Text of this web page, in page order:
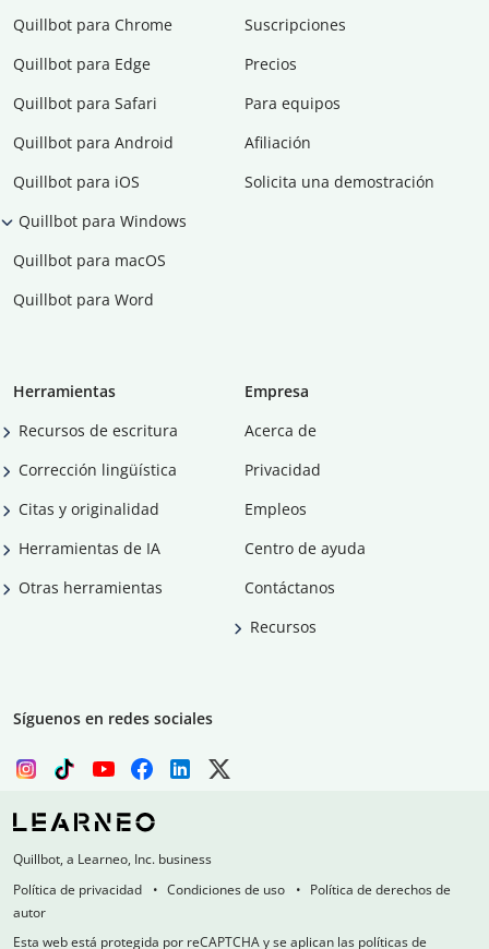
Quillbot para Chrome
Quillbot para Edge
Quillbot para Safari
Quillbot para Android
Quillbot para iOS
Quillbot para Windows
Quillbot para macOS
Quillbot para Word
Suscripciones
Precios
Para equipos
Afiliación
Solicita una demostración
Herramientas
Recursos de escritura
Corrección lingüística
Citas y originalidad
Herramientas de IA
Otras herramientas
Empresa
Acerca de
Privacidad
Empleos
Centro de ayuda
Contáctanos
Recursos
Síguenos en redes sociales
Quillbot, a Learneo, Inc. business
Política de privacidad
Condiciones de uso
Política de derechos de
autor
Esta web está protegida por reCAPTCHA y se aplican las políticas de